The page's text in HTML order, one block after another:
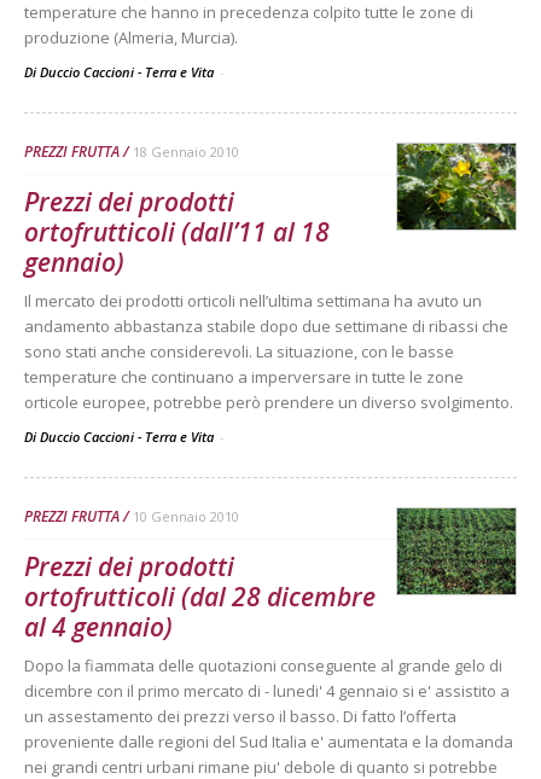
temperature che hanno in precedenza colpito tutte le zone di
produzione (Almeria, Murcia).
Di Duccio Caccioni - Terra e Vita -
PREZZI FRUTTA 18 Gennaio 2010
Prezzi dei prodotti
ortofrutticoli (dall’11 al 18
gennaio)
Il mercato dei prodotti orticoli nell’ultima settimana ha avuto un
andamento abbastanza stabile dopo due settimane di ribassi che
sono stati anche considerevoli. La situazione, con le basse
temperature che continuano a imperversare in tutte le zone
orticole europee, potrebbe però prendere un diverso svolgimento.
Di Duccio Caccioni - Terra e Vita -
PREZZI FRUTTA 10 Gennaio 2010
Prezzi dei prodotti
ortofrutticoli (dal 28 dicembre
al 4 gennaio)
Dopo la fiammata delle quotazioni conseguente al grande gelo di
dicembre con il primo mercato di - lunedi' 4 gennaio si e' assistito a
un assestamento dei prezzi verso il basso. Di fatto l’offerta
proveniente dalle regioni del Sud Italia e' aumentata e la domanda
nei grandi centri urbani rimane piu' debole di quanto si potrebbe